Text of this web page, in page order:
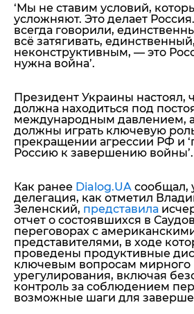
‘Мы не ставим условий,
усложняют. Это делает
всегда говорили,
всё затягивать,
неконструктивным, — это
нужна война’.
Президент Украины настоял,
должна находиться под
международным давлением,
должны играть ключевую
прекращении агрессии РФ и
Россию к завершению войны’.
Как ранее Dialog.UA сообщал,
делегация, как отметил
Зеленский, представила
отчет о состоявшихся в
переговорах с
представителями, в ходе
проведены продуктивные
ключевым вопросам мирного
урегулирования, включая
контроль за соблюдением
возможные шаги для